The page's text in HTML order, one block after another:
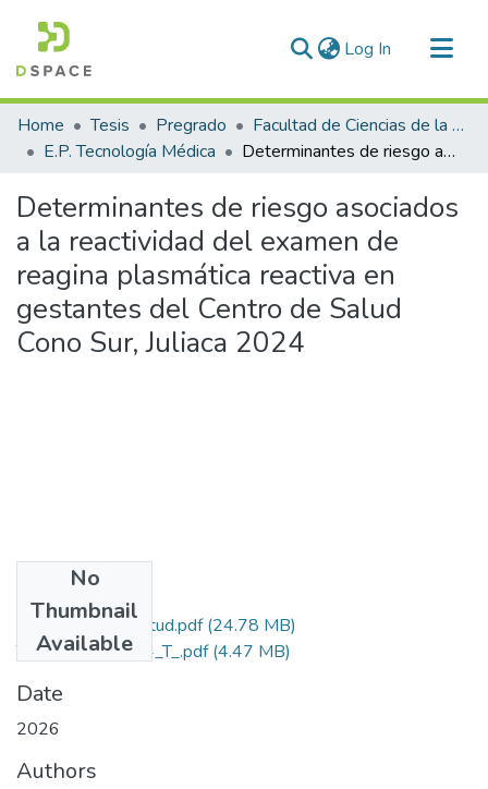
Log In (current)
Communities & Collections
All of DSpace
Home Tesis Pregrado
Facultad de Ciencias de la Salud
E.P. Tecnología Médica
Determinantes de riesgo asociados a la reactividad del examen de reagina plasmática reactiva en gestantes del Centro de Salud Cono Sur, Juliaca 2024
Determinantes de riesgo asociados
a la reactividad del examen de
reagina plasmática reactiva en
gestantes del Centro de Salud
Cono Sur, Juliaca 2024
No
Thumbnail
Available
Grado de Similitud.pdf(24.78 MB)
T036_47773384_T_.pdf(4.47 MB)
Date
2026
Authors